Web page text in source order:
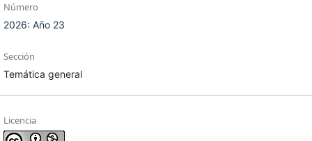
Número
2026: Año 23
Sección
Temática general
Licencia